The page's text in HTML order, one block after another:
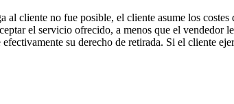
cliente no fue posible, el cliente asume los
el servicio ofrecido, a menos que el vendedor
su derecho de retirada. Si el cliente